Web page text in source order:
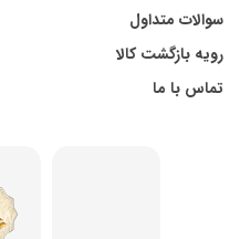
سوالات متداول
رویه بازگشت کالا
تماس با ما